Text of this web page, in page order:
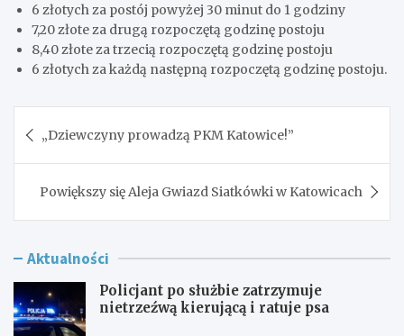
6 złotych za postój powyżej 30 minut do 1 godziny
7,20 złote za drugą rozpoczętą godzinę postoju
8,40 złote za trzecią rozpoczętą godzinę postoju
6 złotych za każdą następną rozpoczętą godzinę postoju.
wpisu
„Dziewczyny prowadzą PKM Katowice!”
Powiększy się Aleja Gwiazd Siatkówki w Katowicach
Aktualności
Policjant po służbie zatrzymuje
nietrzeźwą kierującą i ratuje psa